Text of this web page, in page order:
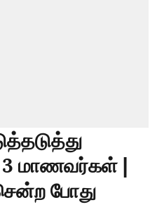
3 மாணவர்கள் |
போது